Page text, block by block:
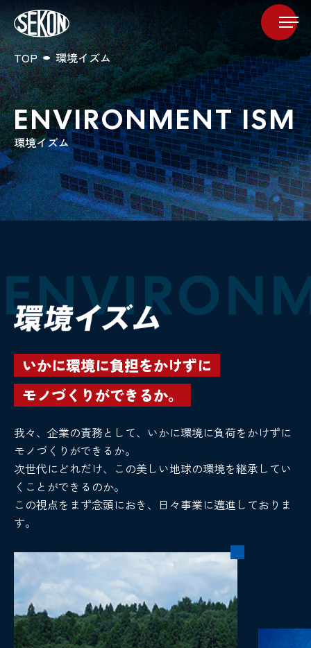
TOP 環境イズム
ENVIRONMENT ISM
環境イズム
いかに環境に負担をかけずに
モノづくりができるか。
我々、企業の責務として、いかに環境に負荷をかけずに
モノづくりができるか。
次世代にどれだけ、この美しい地球の環境を継承してい
くことができるのか。
この視点をまず念頭におき、日々事業に邁進しておりま
す。